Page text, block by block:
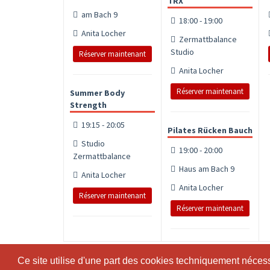
Ce site utilise d'une part des cookies techniquement
Ce site utilise d'une part des cookies techniquement
am Bach 9
Anita Locher
Réserver maintenant
Summer Body
Strength
19:15 - 20:05
Studio
Zermattbalance
Anita Locher
Réserver maintenant
18:00 - 19:00
Zermattbalance
Studio
Anita Locher
Réserver maintenant
Pilates Rücken Bauch
19:00 - 20:00
Haus am Bach 9
Anita Locher
Réserver maintenant